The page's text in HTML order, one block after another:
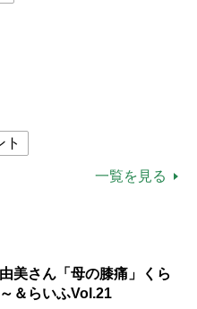
ト
術
ビス
一覧を見る
美さん「母の膝痛」くら
＆らいふVol.21